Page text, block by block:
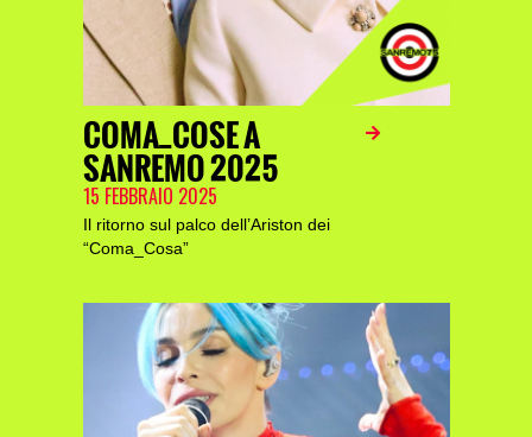
COMA_COSE A
SANREMO 2025
15 FEBBRAIO 2025
Il ritorno sul palco dell’Ariston dei
“Coma_Cosa”